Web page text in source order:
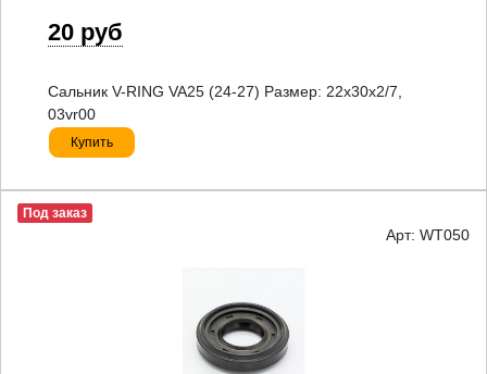
20 руб
Сальник V-RING VA25 (24-27) Размер: 22x30x2/7,
03vr00
Купить
Под заказ
Арт: WT050